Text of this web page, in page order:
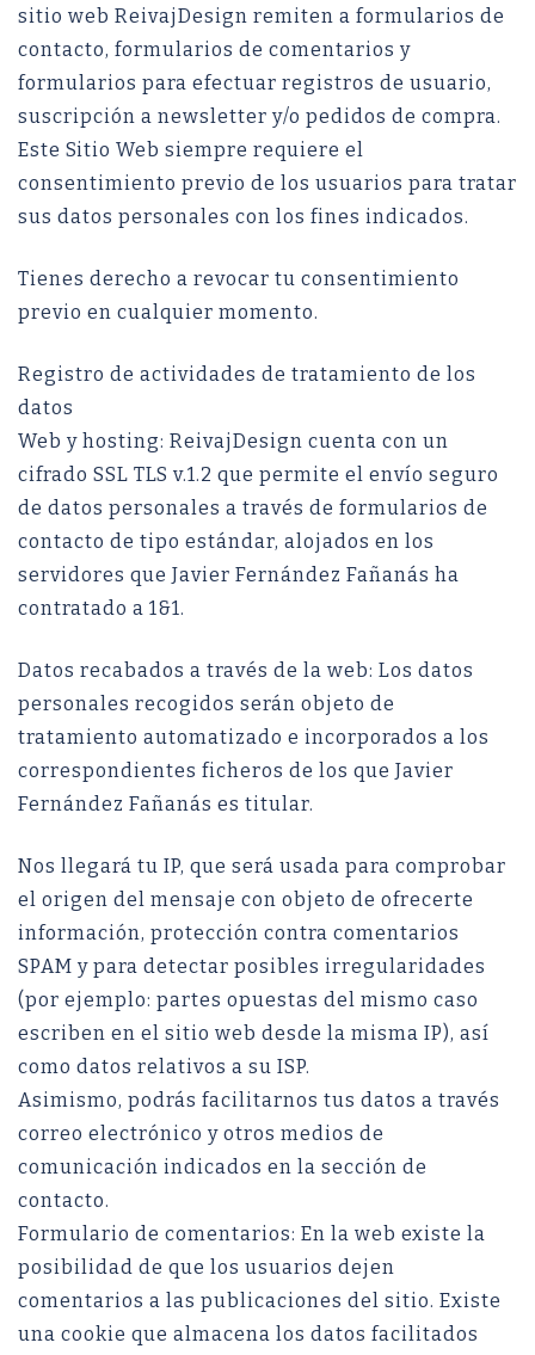
sitio web ReivajDesign remiten a formularios de
contacto, formularios de comentarios y
formularios para efectuar registros de usuario,
suscripción a newsletter y/o pedidos de compra.
Este Sitio Web siempre requiere el
consentimiento previo de los usuarios para tratar
sus datos personales con los fines indicados.
Tienes derecho a revocar tu consentimiento
previo en cualquier momento.
Registro de actividades de tratamiento de los
datos
Web y hosting: ReivajDesign cuenta con un
cifrado SSL TLS v.1.2 que permite el envío seguro
de datos personales a través de formularios de
contacto de tipo estándar, alojados en los
servidores que Javier Fernández Fañanás ha
contratado a 1&1.
Datos recabados a través de la web: Los datos
personales recogidos serán objeto de
tratamiento automatizado e incorporados a los
correspondientes ficheros de los que Javier
Fernández Fañanás es titular.
Nos llegará tu IP, que será usada para comprobar
el origen del mensaje con objeto de ofrecerte
información, protección contra comentarios
SPAM y para detectar posibles irregularidades
(por ejemplo: partes opuestas del mismo caso
escriben en el sitio web desde la misma IP), así
como datos relativos a su ISP.
Asimismo, podrás facilitarnos tus datos a través
correo electrónico y otros medios de
comunicación indicados en la sección de
contacto.
Formulario de comentarios: En la web existe la
posibilidad de que los usuarios dejen
comentarios a las publicaciones del sitio. Existe
una cookie que almacena los datos facilitados